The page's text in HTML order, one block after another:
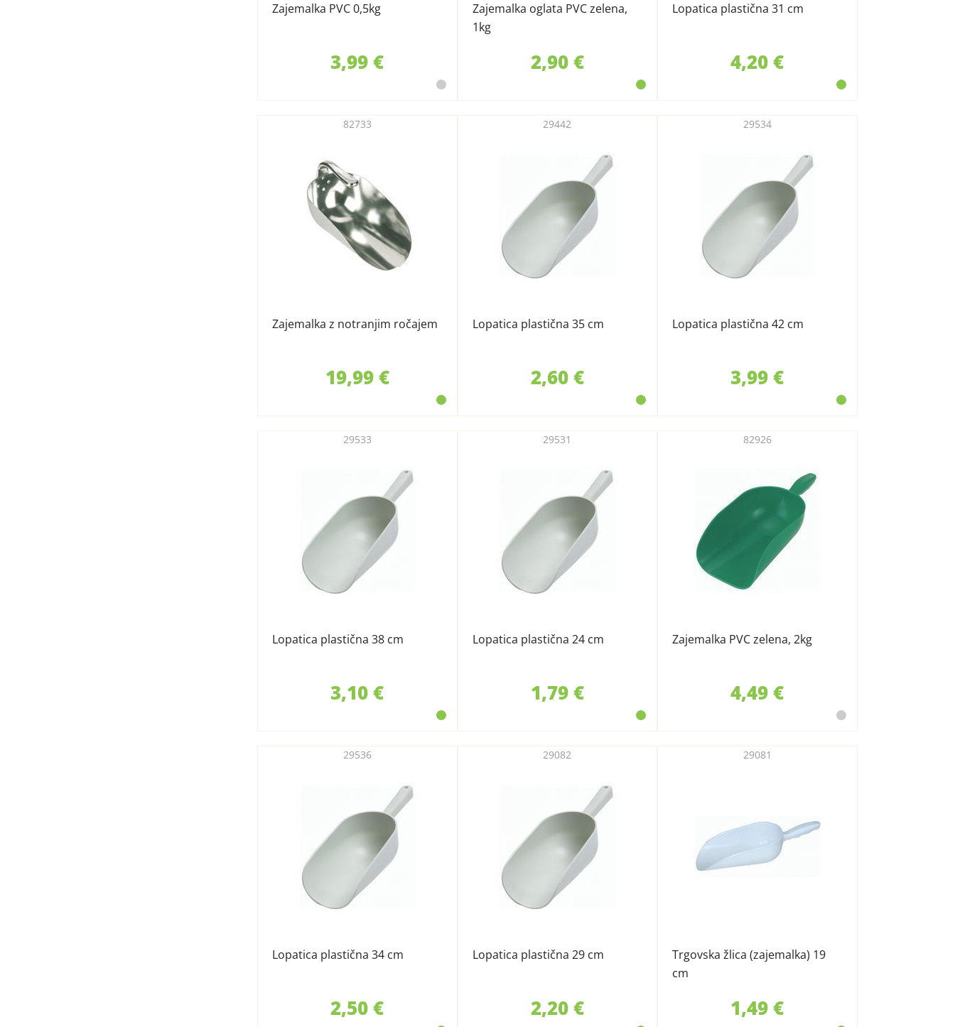
Zajemalka PVC 0,5kg
3,99 €
Zajemalka oglata PVC zelena,
1kg
2,90 €
Lopatica plastična 31 cm
4,20 €
Zajemalka z notranjim ročajem
82733
19,99 €
Lopatica plastična 35 cm
29442
2,60 €
Lopatica plastična 42 cm
29534
3,99 €
Lopatica plastična 38 cm
29533
3,10 €
Lopatica plastična 24 cm
29531
1,79 €
Zajemalka PVC zelena, 2kg
82926
4,49 €
Lopatica plastična 34 cm
29536
2,50 €
Lopatica plastična 29 cm
29082
2,20 €
Trgovska žlica (zajemalka) 19
cm
29081
1,49 €